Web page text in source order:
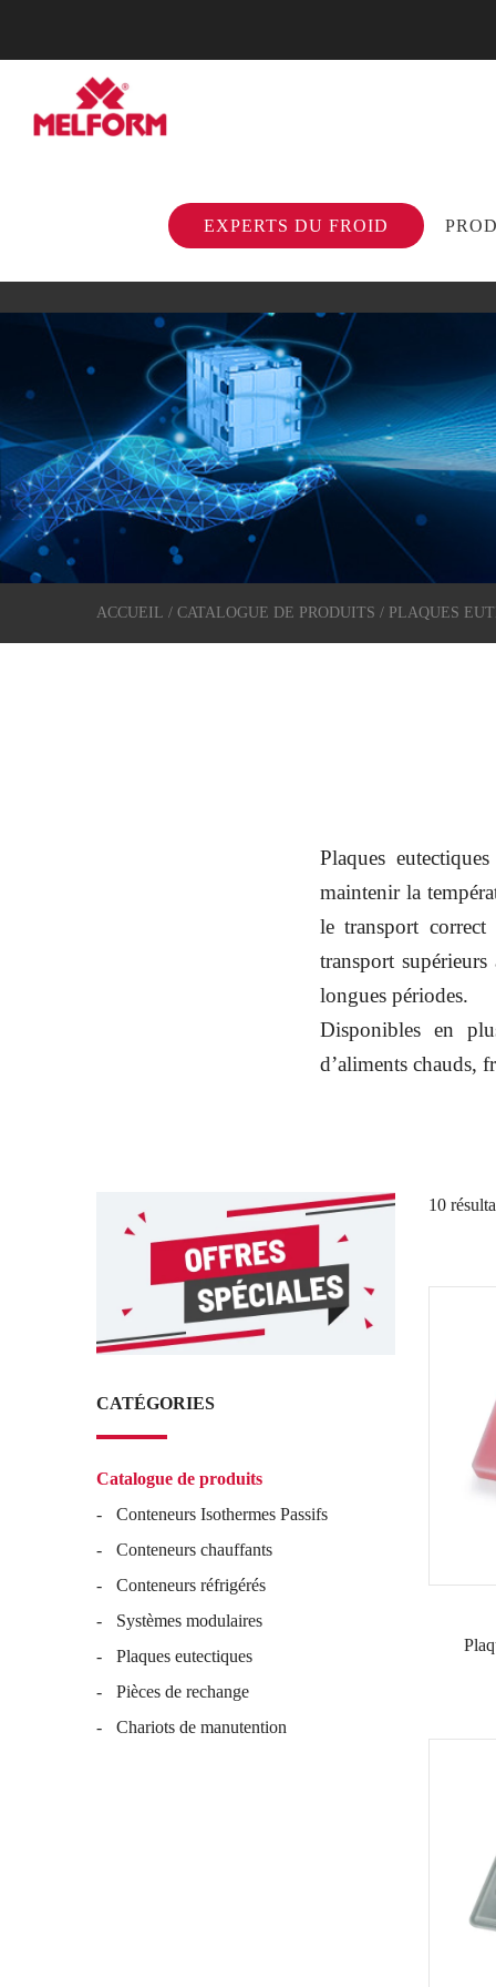
EXPERTS DU FROID
ACCUEIL / CATALOGUE DE PRODUITS / PLAQUES
Plaques
maintenir la
le transport
transport
longues périodes.
Disponibles en
d’aliments chauds,
CATÉGORIES
Catalogue de produits
Conteneurs Isothermes Passifs
Conteneurs chauffants
Conteneurs réfrigérés
Systèmes modulaires
Plaques eutectiques
Pièces de rechange
Chariots de manutention
10